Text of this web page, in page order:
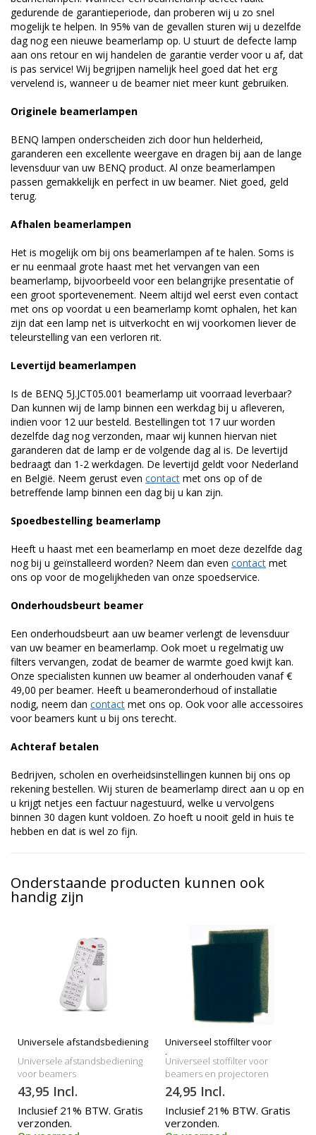
gedurende de garantieperiode, dan proberen wij u zo snel
mogelijk te helpen. In 95% van de gevallen sturen wij u dezelfde
dag nog een nieuwe beamerlamp op. U stuurt de defecte lamp
aan ons retour en wij handelen de garantie verder voor u af, dat
is pas service! Wij begrijpen namelijk heel goed dat het erg
vervelend is, wanneer u de beamer niet meer kunt gebruiken.
Originele beamerlampen
BENQ lampen onderscheiden zich door hun helderheid,
garanderen een excellente weergave en dragen bij aan de lange
levensduur van uw BENQ product. Al onze beamerlampen
passen gemakkelijk en perfect in uw beamer. Niet goed, geld
terug.
Afhalen beamerlampen
Het is mogelijk om bij ons beamerlampen af te halen. Soms is
er nu eenmaal grote haast met het vervangen van een
beamerlamp, bijvoorbeeld voor een belangrijke presentatie of
een groot sportevenement. Neem altijd wel eerst even contact
met ons op voordat u een beamerlamp komt ophalen, het kan
zijn dat een lamp net is uitverkocht en wij voorkomen liever de
teleurstelling van een verloren rit.
Levertijd beamerlampen
Is de BENQ 5J.JCT05.001 beamerlamp uit voorraad leverbaar?
Dan kunnen wij de lamp binnen een werkdag bij u afleveren,
indien voor 12 uur besteld. Bestellingen tot 17 uur worden
dezelfde dag nog verzonden, maar wij kunnen hiervan niet
garanderen dat de lamp er de volgende dag al is. De levertijd
bedraagt dan 1-2 werkdagen. De levertijd geldt voor Nederland
en België. Neem gerust even contact met ons op of de
betreffende lamp binnen een dag bij u kan zijn.
Spoedbestelling beamerlamp
Heeft u haast met een beamerlamp en moet deze dezelfde dag
nog bij u geïnstalleerd worden? Neem dan even contact met
ons op voor de mogelijkheden van onze spoedservice.
Onderhoudsbeurt beamer
Een onderhoudsbeurt aan uw beamer verlengt de levensduur
van uw beamer en beamerlamp. Ook moet u regelmatig uw
filters vervangen, zodat de beamer de warmte goed kwijt kan.
Onze specialisten kunnen uw beamer al onderhouden vanaf €
49,00 per beamer. Heeft u beameronderhoud of installatie
nodig, neem dan contact met ons op. Ook voor alle accessoires
voor beamers kunt u bij ons terecht.
Achteraf betalen
Bedrijven, scholen en overheidsinstellingen kunnen bij ons op
rekening bestellen. Wij sturen de beamerlamp direct aan u op en
u krijgt netjes een factuur nagestuurd, welke u vervolgens
binnen 30 dagen kunt voldoen. Zo hoeft u nooit geld in huis te
hebben en dat is wel zo fijn.
Onderstaande producten kunnen ook
handig zijn
Universele afstandsbediening
Universele afstandsbediening
voor beamers
43,95 Incl.
Inclusief 21% BTW. Gratis
verzonden.
Universeel stoffilter voor
beamers
Universeel stoffilter voor
beamers en projectoren
24,95 Incl.
Inclusief 21% BTW. Gratis
verzonden.